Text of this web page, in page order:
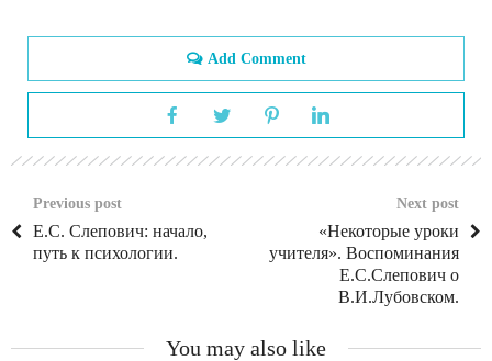
Add Comment
Previous post
Е.С. Слепович: начало,
путь к психологии.
Next post
«Некоторые уроки
учителя». Воспоминания
Е.С.Слепович о
В.И.Лубовском.
You may also like